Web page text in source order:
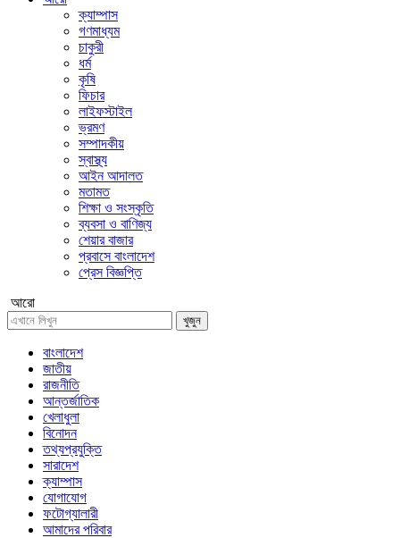
ক্যাম্পাস
গণমাধ্যম
চাকুরী
ধর্ম
কৃষি
ফিচার
লাইফস্টাইল
ভ্রমণ
সম্পাদকীয়
স্বাস্থ্য
আইন আদালত
মতামত
শিক্ষা ও সংস্কৃতি
ব্যবসা ও বাণিজ্য
শেয়ার বাজার
প্রবাসে বাংলাদেশ
প্রেস বিজ্ঞপ্তি
আরো
খুজুন
বাংলাদেশ
জাতীয়
রাজনীতি
আন্তর্জাতিক
খেলাধুলা
বিনোদন
তথ্যপ্রযুক্তি
সারাদেশ
ক্যাম্পাস
যোগাযোগ
ফটোগ্যালারী
আমাদের পরিবার